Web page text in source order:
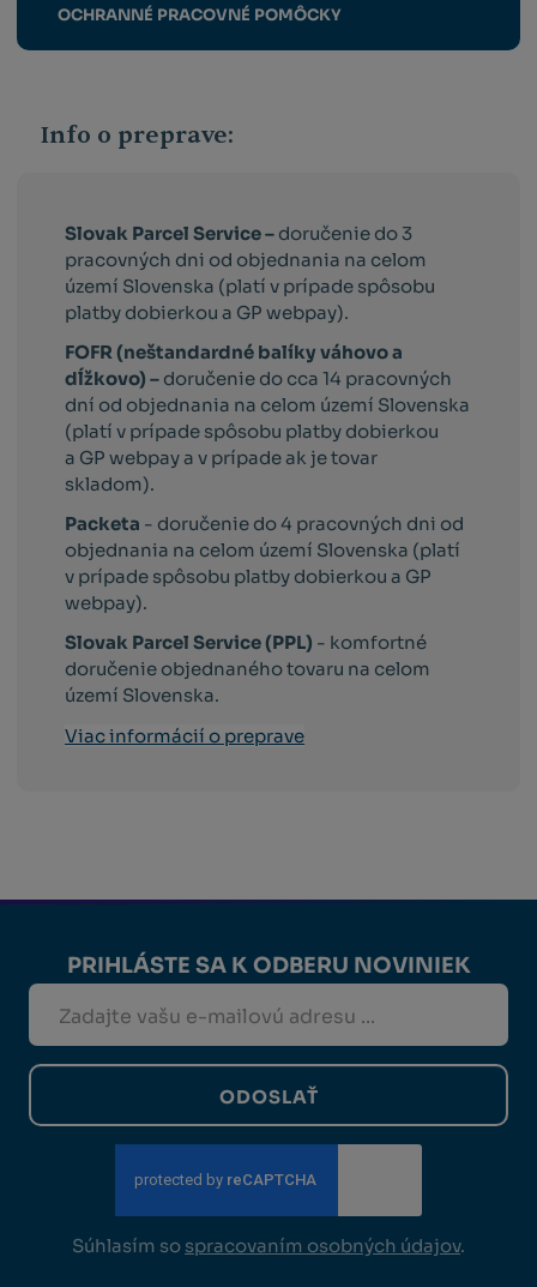
OCHRANNÉ PRACOVNÉ POMÔCKY
Info o preprave:
Slovak Parcel Service – doručenie do 3
pracovných dni od objednania na celom
území Slovenska (platí v prípade spôsobu
platby dobierkou a GP webpay).
FOFR (neštandardné balíky váhovo a
dĺžkovo) – doručenie do cca 14 pracovných
dní od objednania na celom území Slovenska
(platí v prípade spôsobu platby dobierkou
a GP webpay a v prípade ak je tovar
skladom).
Packeta - doručenie do 4 pracovných dni od
objednania na celom území Slovenska (platí
v prípade spôsobu platby dobierkou a GP
webpay).
Slovak Parcel Service (PPL) - komfortné
doručenie objednaného tovaru na celom
území Slovenska.
Viac informácií o preprave
PRIHLÁSTE SA K ODBERU NOVINIEK
ODOSLAŤ
Súhlasím so spracovaním osobných údajov.